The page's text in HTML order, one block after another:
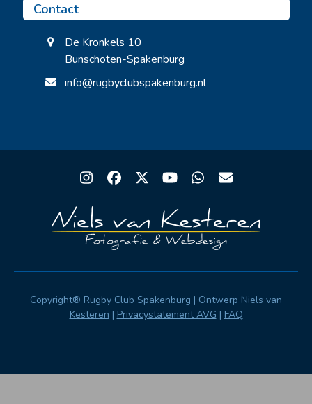
Contact
De Kronkels 10
Bunschoten-Spakenburg
info@rugbyclubspakenburg.nl
Instagram
Facebook
TwitterYouTubeWhatsapp
Email
Copyright® Rugby Club Spakenburg | Ontwerp Niels van
Kesteren | Privacystatement AVG | FAQ